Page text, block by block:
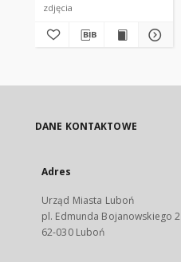
zdjęcia
DANE KONTAKTOWE
Adres
Urząd Miasta Luboń
pl. Edmunda Bojanowskiego 2
62-030 Luboń